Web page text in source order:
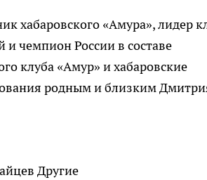
хабаровского «Амура», лидер
чемпион России в составе
клуба «Амур» и хабаровские
родным и близким
Другие